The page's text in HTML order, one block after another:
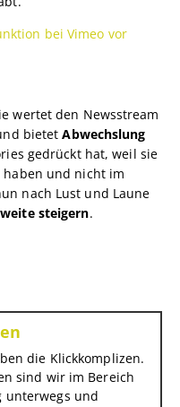
bei Vimeo vor
wertet den Newsstream
bietetAbwechslung
gedrückt hat, weil sie
haben und nicht im
nach Lust und Laune
steigern.
die Klickkomplizen.
sind wir im Bereich
unterwegs und